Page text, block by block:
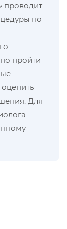
проводит
по
пройти
Для